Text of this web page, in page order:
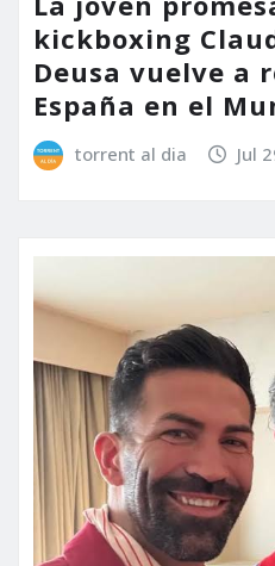
kickboxing
Deusa vuelve a
España en el
torrent al dia Jul